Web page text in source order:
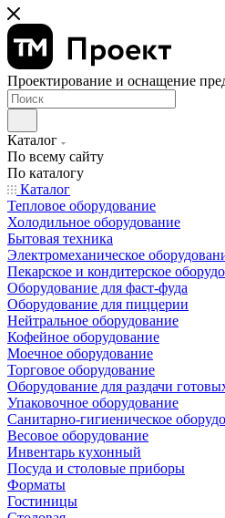
Проектирование и оснащение
Каталог
По всему сайту
По каталогу
Каталог
Тепловое оборудование
Холодильное оборудование
Бытовая техника
Электромеханическое
Пекарское и кондитерское
Оборудование для фаст-фуда
Оборудование для пиццерии
Нейтральное оборудование
Кофейное оборудование
Моечное оборудование
Торговое оборудование
Оборудование для раздачи
Упаковочное оборудование
Санитарно-гигиеническое
Весовое оборудование
Инвентарь кухонный
Посуда и столовые приборы
Форматы
Гостиницы